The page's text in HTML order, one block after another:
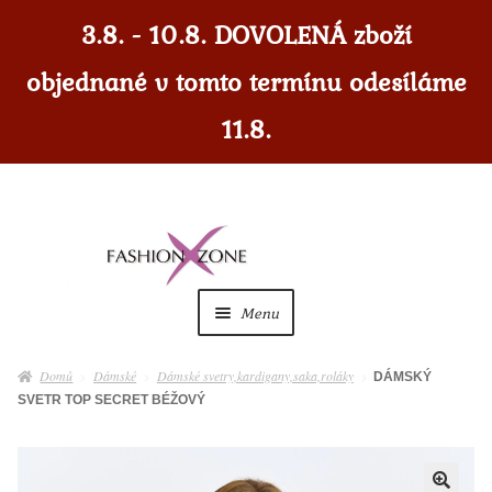
3.8. - 10.8. DOVOLENÁ zboží
objednané v tomto termínu odesíláme
11.8.
Menu
Dámské
menu
Domů Dámské Dámské svetry,kardigany,saka,roláky
DÁMSKÝ
SVETR TOP SECRET BÉŽOVÝ